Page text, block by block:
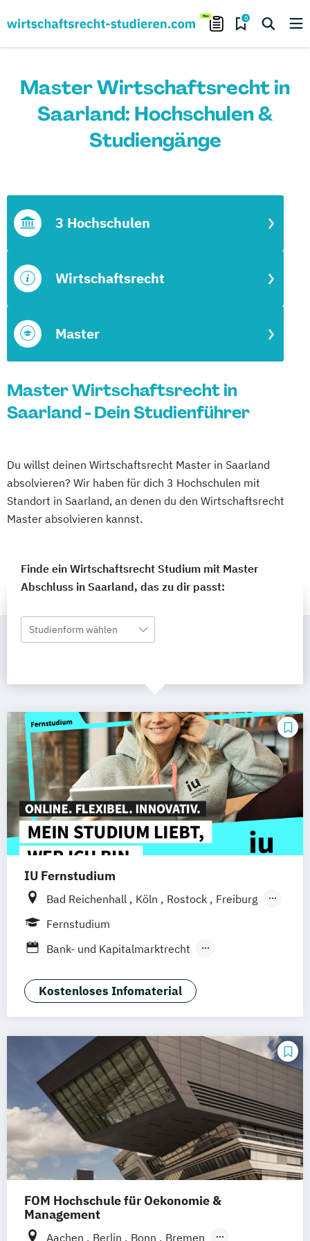
0
Master Wirtschaftsrecht in
Saarland: Hochschulen &
Studiengänge
Master
Wirtschaftsrecht
3 Hochschulen
Master Wirtschaftsrecht in
Saarland - Dein Studienführer
Du willst deinen Wirtschaftsrecht Master in Saarland
absolvieren? Wir haben für dich 3 Hochschulen mit
Standort in Saarland, an denen du den Wirtschaftsrecht
Master absolvieren kannst.
Finde ein Wirtschaftsrecht Studium mit Master
Abschluss in Saarland, das zu dir passt:
Studienform wählen
IU Fernstudium
Bad Reichenhall Köln Rostock
Freiburg
Kiel
Frankfurt am Main
Deggendorf Karlsruhe Kassel
Oberhausen Offenbach Saarbrücken
Neu-Ulm Graz Innsbruck Wien
Augsburg Freising Friedrichshafen
Klagenfurt Magdeburg Münster Trier
Würzburg
Chemnitz
deutschlandweit
Fernstudium
Bank- und Kapitalmarktrecht
Kostenloses Infomaterial
FOM Hochschule für Oekonomie &
Management
Aachen Berlin Bonn
Bremen